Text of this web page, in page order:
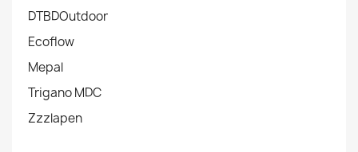
DTBDOutdoor
Ecoflow
Mepal
Trigano MDC
Zzzlapen